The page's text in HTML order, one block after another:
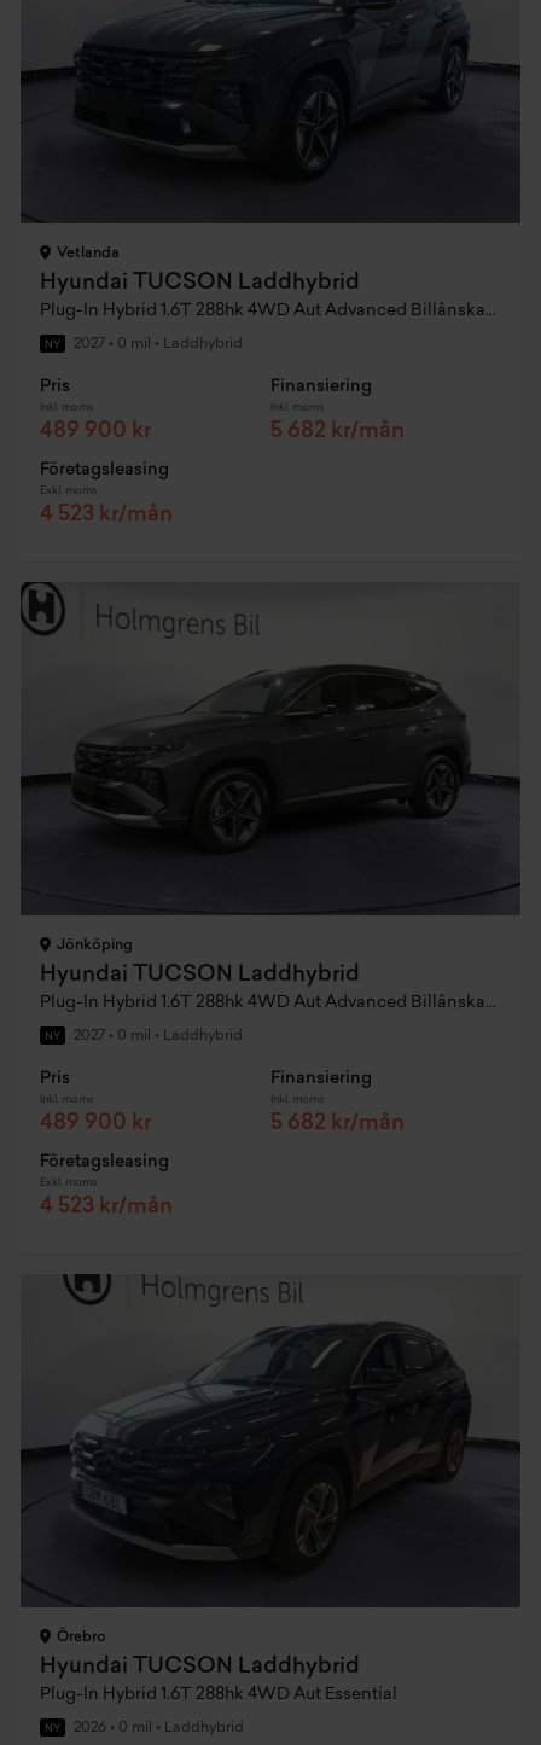
Vetlanda
Hyundai TUCSON Laddhybrid
Plug-In Hybrid 1.6T 288hk 4WD Aut Advanced Billånskampanj
NY 2027 • 0 mil • Laddhybrid
Pris
Inkl. moms
489 900 kr
Finansiering
Inkl. moms
5 682 kr/mån
Företagsleasing
Exkl. moms
4 523 kr/mån
Jönköping
Hyundai TUCSON Laddhybrid
Plug-In Hybrid 1.6T 288hk 4WD Aut Advanced Billånskampanj
NY 2027 • 0 mil • Laddhybrid
Pris
Inkl. moms
489 900 kr
Finansiering
Inkl. moms
5 682 kr/mån
Företagsleasing
Exkl. moms
4 523 kr/mån
Örebro
Hyundai TUCSON Laddhybrid
Plug-In Hybrid 1.6T 288hk 4WD Aut Essential
NY 2026 • 0 mil • Laddhybrid